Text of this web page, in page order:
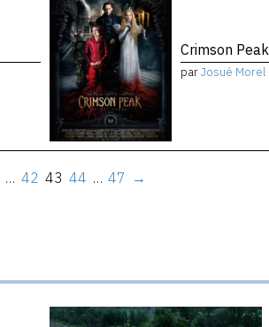
Crimson Peak
parJosué Morel
… 42 43 44 … 47 →